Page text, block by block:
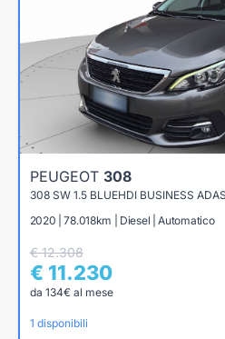
PEUGEOT 308
308 SW 1.5 BLUEHDI BUSINESS
2020 | 78.018km | Diesel | Automatico
€ 12.308
€ 11.230
da 134€ al mese
1 disponibili